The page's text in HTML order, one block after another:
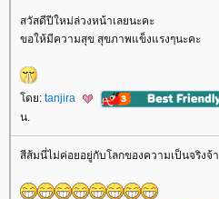
สวัสดีปีใหม่ล่วงหน้าเลยนะคะ
ขอให้มีความสุข สุขภาพแข็งแรงๆนะคะ
ดย: tanjira
น.
สีส้มนี่ไม่ค่อยอยู่กับโลกของความเป็นจริงจ้า